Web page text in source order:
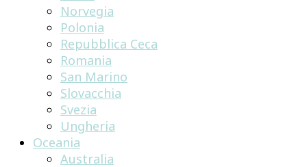
Norvegia
Polonia
Repubblica Ceca
Romania
San Marino
Slovacchia
Svezia
Ungheria
Oceania
Australia